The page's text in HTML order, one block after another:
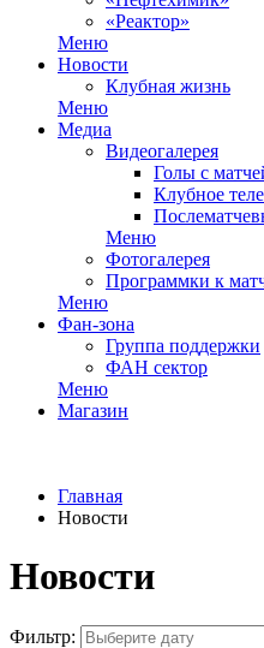
«Реактор»
Меню
Новости
Клубная жизнь
Меню
Медиа
Видеогалерея
Голы с
Клубное
Меню
Фотогалерея
Программки к
Меню
Фан-зона
Группа поддержки
ФАН сектор
Меню
Магазин
Главная
Новости
Новости
Фильтр: